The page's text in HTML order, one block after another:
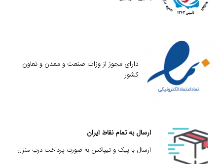
دارای مجوز از وزات صنعت و معدن و تعاون
کشور
ارسال به تمام نقاط ایران
ارسال با پیک و تیپاکس به صورت پرداخت درب منزل